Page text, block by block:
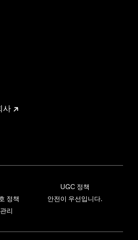
사
정책
리
UGC 정책
안전이 우선입니다.